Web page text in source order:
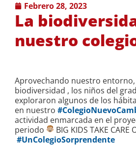
febrero 28, 2023
La
nuestro
Aprovechando nuestro entorno,
biodiversidad , los niños del
exploraron algunos de los
en nuestro #
actividad enmarcada en el
periodo
BIG KIDS TAKE CARE
#UnColegioSorprendente